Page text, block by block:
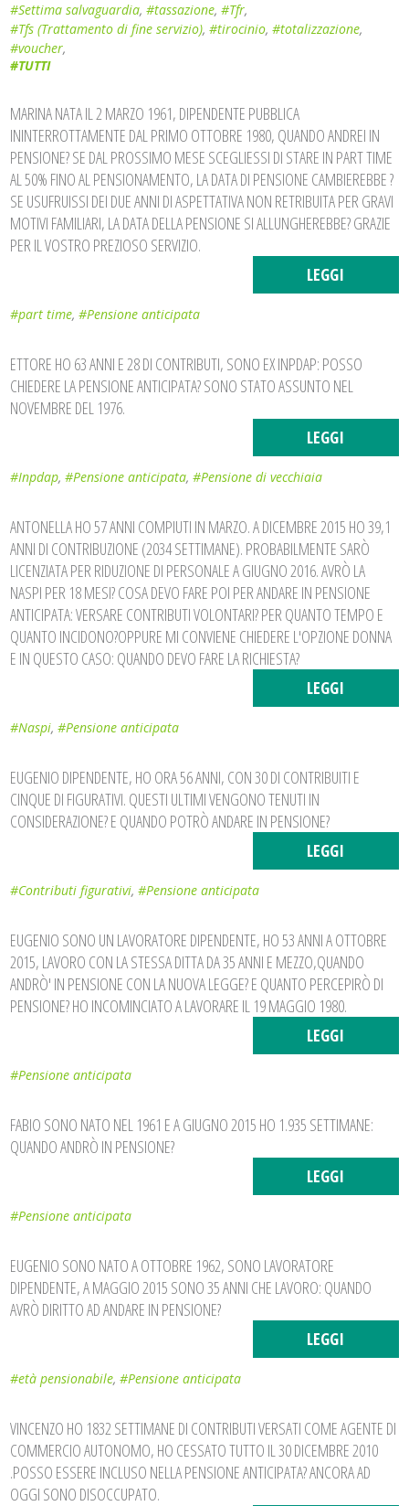
#Settima salvaguardia,#tassazione,#Tfr,
#Tfs (Trattamento di fine servizio),#tirocinio,#totalizzazione,
#voucher,
#TUTTI
MARINA NATA IL 2 MARZO 1961, DIPENDENTE PUBBLICA
ININTERROTTAMENTE DAL PRIMO OTTOBRE 1980, QUANDO ANDREI IN
PENSIONE? SE DAL PROSSIMO MESE SCEGLIESSI DI STARE IN PART TIME
AL 50% FINO AL PENSIONAMENTO, LA DATA DI PENSIONE CAMBIEREBBE ?
SE USUFRUISSI DEI DUE ANNI DI ASPETTATIVA NON RETRIBUITA PER GRAVI
MOTIVI FAMILIARI, LA DATA DELLA PENSIONE SI ALLUNGHEREBBE? GRAZIE
PER IL VOSTRO PREZIOSO SERVIZIO.
LEGGI
#part time,#Pensione anticipata
ETTORE HO 63 ANNI E 28 DI CONTRIBUTI, SONO EX INPDAP: POSSO
CHIEDERE LA PENSIONE ANTICIPATA? SONO STATO ASSUNTO NEL
NOVEMBRE DEL 1976.
LEGGI
#Inpdap,#Pensione anticipata,#Pensione di vecchiaia
ANTONELLA HO 57 ANNI COMPIUTI IN MARZO. A DICEMBRE 2015 HO 39,1
ANNI DI CONTRIBUZIONE (2034 SETTIMANE). PROBABILMENTE SARÒ
LICENZIATA PER RIDUZIONE DI PERSONALE A GIUGNO 2016. AVRÒ LA
NASPI PER 18 MESI? COSA DEVO FARE POI PER ANDARE IN PENSIONE
ANTICIPATA: VERSARE CONTRIBUTI VOLONTARI? PER QUANTO TEMPO E
QUANTO INCIDONO?OPPURE MI CONVIENE CHIEDERE L'OPZIONE DONNA
E IN QUESTO CASO: QUANDO DEVO FARE LA RICHIESTA?
LEGGI
#Naspi,#Pensione anticipata
EUGENIO DIPENDENTE, HO ORA 56 ANNI, CON 30 DI CONTRIBUITI E
CINQUE DI FIGURATIVI. QUESTI ULTIMI VENGONO TENUTI IN
CONSIDERAZIONE? E QUANDO POTRÒ ANDARE IN PENSIONE?
LEGGI
#Contributi figurativi,#Pensione anticipata
EUGENIO SONO UN LAVORATORE DIPENDENTE, HO 53 ANNI A OTTOBRE
2015, LAVORO CON LA STESSA DITTA DA 35 ANNI E MEZZO,QUANDO
ANDRÒ' IN PENSIONE CON LA NUOVA LEGGE? E QUANTO PERCEPIRÒ DI
PENSIONE? HO INCOMINCIATO A LAVORARE IL 19 MAGGIO 1980.
LEGGI
#Pensione anticipata
FABIO SONO NATO NEL 1961 E A GIUGNO 2015 HO 1.935 SETTIMANE:
QUANDO ANDRÒ IN PENSIONE?
LEGGI
#Pensione anticipata
EUGENIO SONO NATO A OTTOBRE 1962, SONO LAVORATORE
DIPENDENTE, A MAGGIO 2015 SONO 35 ANNI CHE LAVORO: QUANDO
AVRÒ DIRITTO AD ANDARE IN PENSIONE?
LEGGI
#età pensionabile,#Pensione anticipata
VINCENZO HO 1832 SETTIMANE DI CONTRIBUTI VERSATI COME AGENTE DI
COMMERCIO AUTONOMO, HO CESSATO TUTTO IL 30 DICEMBRE 2010
.POSSO ESSERE INCLUSO NELLA PENSIONE ANTICIPATA? ANCORA AD
OGGI SONO DISOCCUPATO.